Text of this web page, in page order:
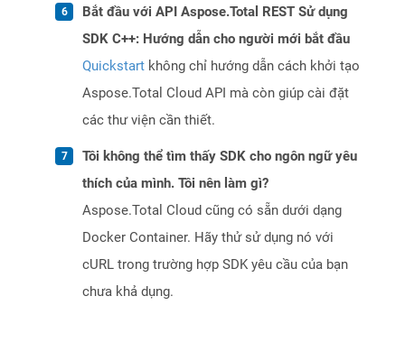
Bắt đầu với API Aspose.Total REST Sử dụng
SDK C++: Hướng dẫn cho người mới bắt đầu
Quickstart không chỉ hướng dẫn cách khởi tạo
Aspose.Total Cloud API mà còn giúp cài đặt
các thư viện cần thiết.
Tôi không thể tìm thấy SDK cho ngôn ngữ yêu
thích của mình. Tôi nên làm gì?
Aspose.Total Cloud cũng có sẵn dưới dạng
Docker Container. Hãy thử sử dụng nó với
cURL trong trường hợp SDK yêu cầu của bạn
chưa khả dụng.